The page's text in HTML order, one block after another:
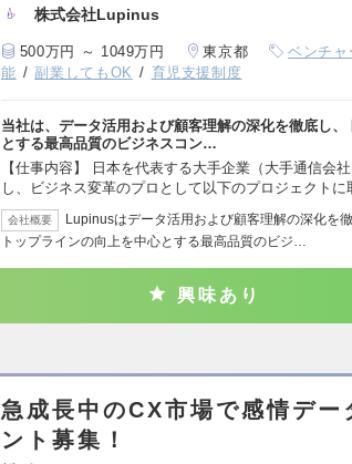
株式会社Lupinus
500万円 ～ 1049万円 東京都 ベンチャ
能
副業してもOK 育児支援制度
当社は、データ活用および顧客理解の深化を徹底し
とする最高品質のビジネスコン…
【仕事内容】 日本を代表する大手企業（大手通信会
し、ビジネス変革のプロとして以下のプロジェクトに
会社概要
Lupinusはデータ活用および顧客理解の深化を
トップラインの向上を中心とする最高品質のビジ…
興味あり
急成長中のCX市場で感情デ
ント募集！